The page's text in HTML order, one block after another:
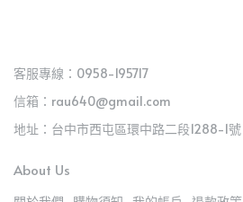
客服專線：0958-195717
信箱：rau640@gmail.com
地址：台中市西屯區環中路二段1288-1號
About Us